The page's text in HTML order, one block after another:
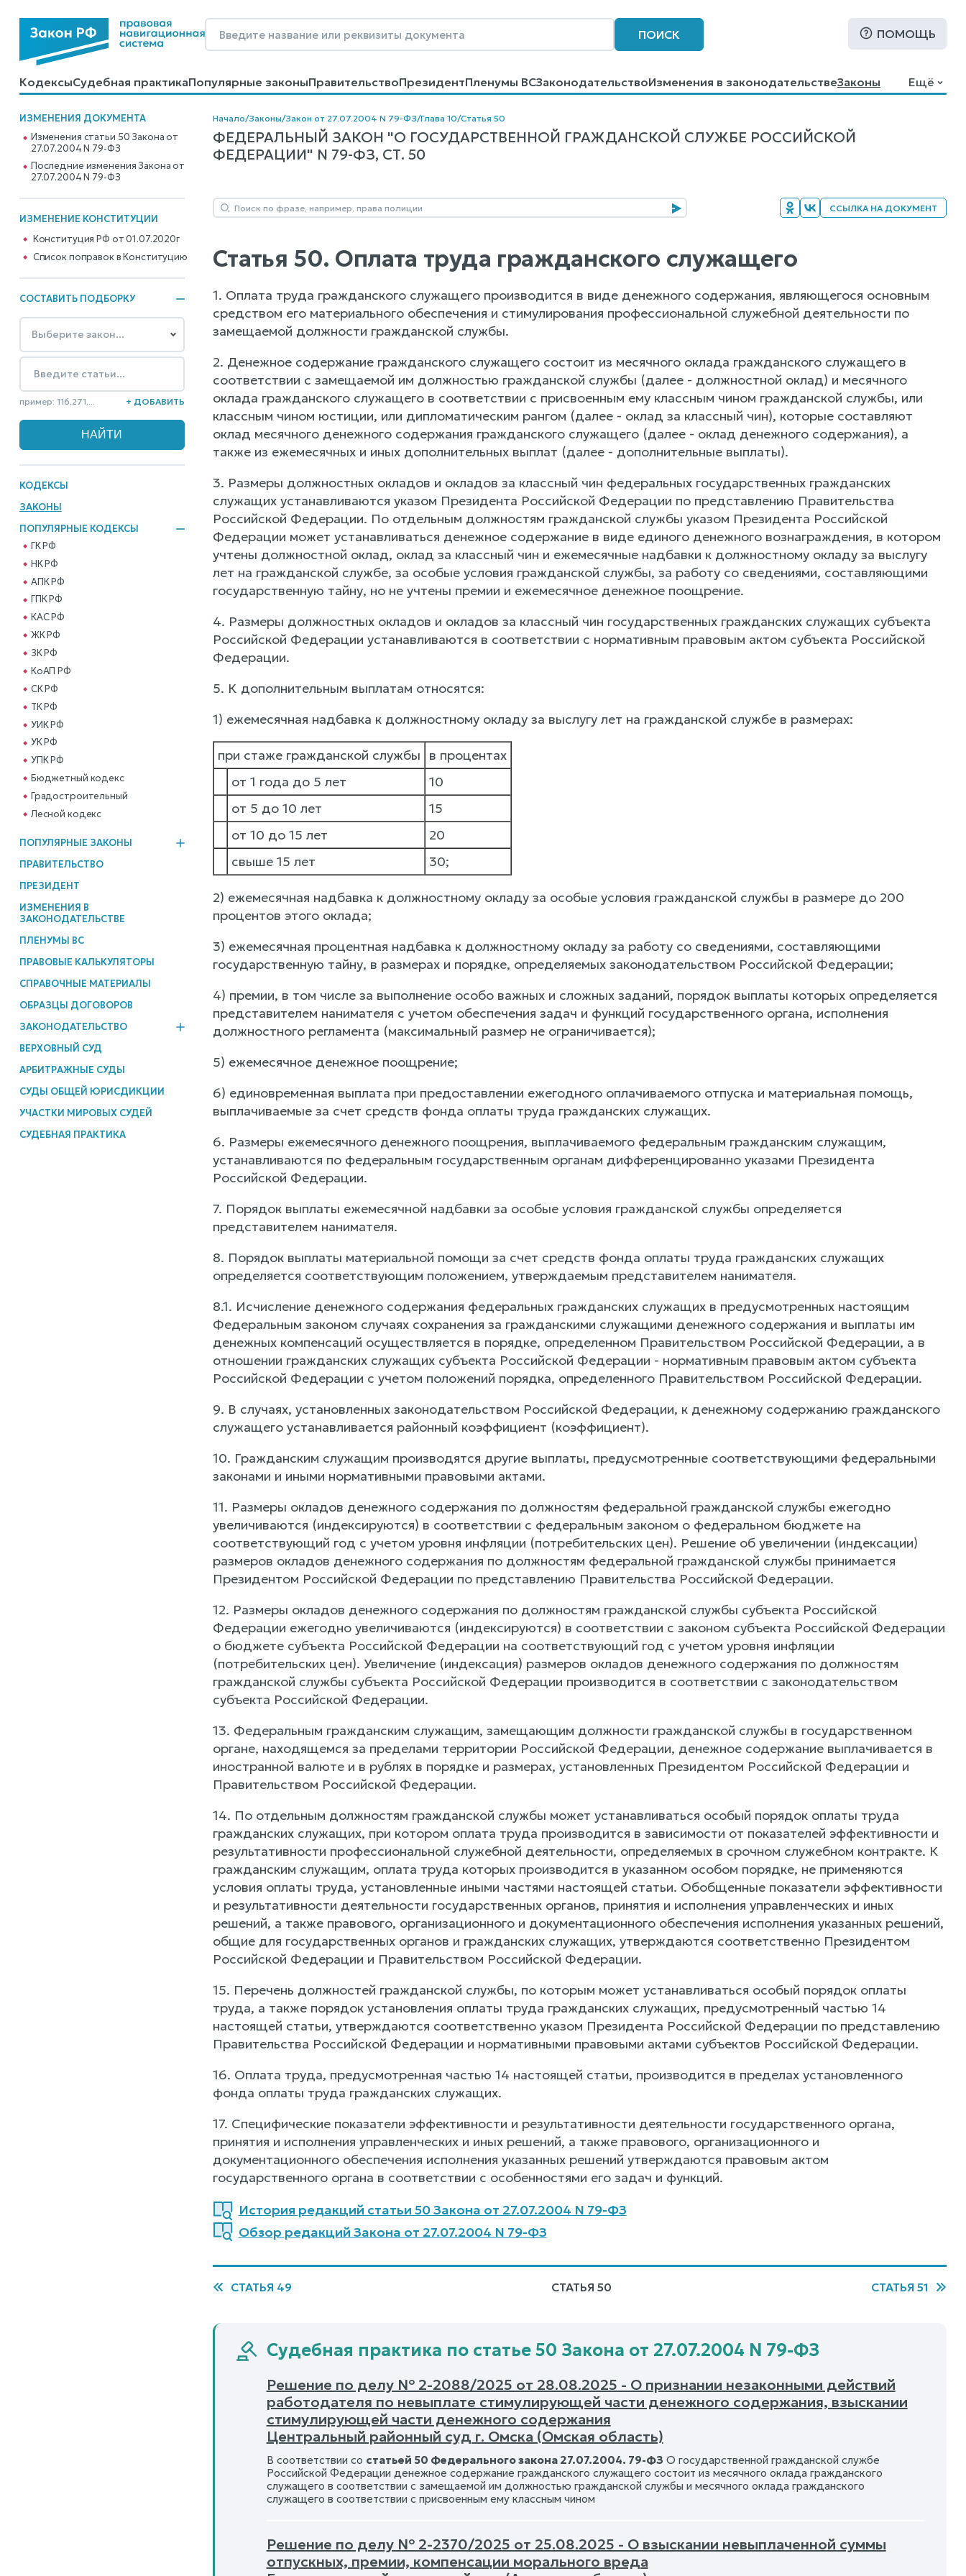
ПОИСК ПОМОЩЬ
КодексыСудебная практикаПопулярные законыПравительствоПрезидентПленумы ВСЗаконодательствоИзменения в законодательствеЗаконы
КалькуляторыСправочные материалыОбразцы договоровКонтактыПомощьПоиск
Ещё
ИЗМЕНЕНИЯ ДОКУМЕНТА
Изменения статьи 50 Закона от
27.07.2004 N 79-ФЗ
Последние изменения Закона от
27.07.2004 N 79-ФЗ
ИЗМЕНЕНИЕ КОНСТИТУЦИИ
Конституция РФ от 01.07.2020г
Cписок поправок в Конституцию
СОСТАВИТЬ ПОДБОРКУ
пример: 116,271,... + ДОБАВИТЬ
КОДЕКСЫ
ЗАКОНЫ
ПОПУЛЯРНЫЕ КОДЕКСЫ
ГК РФ
НК РФ
АПК РФ
ГПК РФ
КАС РФ
ЖК РФ
ЗК РФ
КоАП РФ
СК РФ
ТК РФ
УИК РФ
УК РФ
УПК РФ
Бюджетный кодекс
Градостроительный
Лесной кодекс
ПОПУЛЯРНЫЕ ЗАКОНЫ
ПРАВИТЕЛЬСТВО
ПРЕЗИДЕНТ
ИЗМЕНЕНИЯ В
ЗАКОНОДАТЕЛЬСТВЕ
ПЛЕНУМЫ ВС
ПРАВОВЫЕ КАЛЬКУЛЯТОРЫ
СПРАВОЧНЫЕ МАТЕРИАЛЫ
ОБРАЗЦЫ ДОГОВОРОВ
ЗАКОНОДАТЕЛЬСТВО
ВЕРХОВНЫЙ СУД
АРБИТРАЖНЫЕ СУДЫ
СУДЫ ОБЩЕЙ ЮРИСДИКЦИИ
УЧАСТКИ МИРОВЫХ СУДЕЙ
СУДЕБНАЯ ПРАКТИКА
Начало/Законы/Закон от 27.07.2004 N 79-ФЗ/Глава 10/Статья 50
ФЕДЕРАЛЬНЫЙ ЗАКОН "О ГОСУДАРСТВЕННОЙ ГРАЖДАНСКОЙ СЛУЖБЕ РОССИЙСКОЙ
ФЕДЕРАЦИИ" N 79-ФЗ, СТ. 50
ССЫЛКА НА ДОКУМЕНТ
Статья 50. Оплата труда гражданского служащего
1. Оплата труда гражданского служащего производится в виде денежного содержания, являющегося основным
средством его материального обеспечения и стимулирования профессиональной служебной деятельности по
замещаемой должности гражданской службы.
2. Денежное содержание гражданского служащего состоит из месячного оклада гражданского служащего в
соответствии с замещаемой им должностью гражданской службы (далее - должностной оклад) и месячного
оклада гражданского служащего в соответствии с присвоенным ему классным чином гражданской службы, или
классным чином юстиции, или дипломатическим рангом (далее - оклад за классный чин), которые составляют
оклад месячного денежного содержания гражданского служащего (далее - оклад денежного содержания), а
также из ежемесячных и иных дополнительных выплат (далее - дополнительные выплаты).
3. Размеры должностных окладов и окладов за классный чин федеральных государственных гражданских
служащих устанавливаются указом Президента Российской Федерации по представлению Правительства
Российской Федерации. По отдельным должностям гражданской службы указом Президента Российской
Федерации может устанавливаться денежное содержание в виде единого денежного вознаграждения, в котором
учтены должностной оклад, оклад за классный чин и ежемесячные надбавки к должностному окладу за выслугу
лет на гражданской службе, за особые условия гражданской службы, за работу со сведениями, составляющими
государственную тайну, но не учтены премии и ежемесячное денежное поощрение.
4. Размеры должностных окладов и окладов за классный чин государственных гражданских служащих субъекта
Российской Федерации устанавливаются в соответствии с нормативным правовым актом субъекта Российской
Федерации.
5. К дополнительным выплатам относятся:
1) ежемесячная надбавка к должностному окладу за выслугу лет на гражданской службе в размерах:
при стаже гражданской службы
в процентах
от 1 года до 5 лет
10
от 5 до 10 лет
15
от 10 до 15 лет
20
свыше 15 лет
30;
2) ежемесячная надбавка к должностному окладу за особые условия гражданской службы в размере до 200
процентов этого оклада;
3) ежемесячная процентная надбавка к должностному окладу за работу со сведениями, составляющими
государственную тайну, в размерах и порядке, определяемых законодательством Российской Федерации;
4) премии, в том числе за выполнение особо важных и сложных заданий, порядок выплаты которых определяется
представителем нанимателя с учетом обеспечения задач и функций государственного органа, исполнения
должностного регламента (максимальный размер не ограничивается);
5) ежемесячное денежное поощрение;
6) единовременная выплата при предоставлении ежегодного оплачиваемого отпуска и материальная помощь,
выплачиваемые за счет средств фонда оплаты труда гражданских служащих.
6. Размеры ежемесячного денежного поощрения, выплачиваемого федеральным гражданским служащим,
устанавливаются по федеральным государственным органам дифференцированно указами Президента
Российской Федерации.
7. Порядок выплаты ежемесячной надбавки за особые условия гражданской службы определяется
представителем нанимателя.
8. Порядок выплаты материальной помощи за счет средств фонда оплаты труда гражданских служащих
определяется соответствующим положением, утверждаемым представителем нанимателя.
8.1. Исчисление денежного содержания федеральных гражданских служащих в предусмотренных настоящим
Федеральным законом случаях сохранения за гражданскими служащими денежного содержания и выплаты им
денежных компенсаций осуществляется в порядке, определенном Правительством Российской Федерации, а в
отношении гражданских служащих субъекта Российской Федерации - нормативным правовым актом субъекта
Российской Федерации с учетом положений порядка, определенного Правительством Российской Федерации.
9. В случаях, установленных законодательством Российской Федерации, к денежному содержанию гражданского
служащего устанавливается районный коэффициент (коэффициент).
10. Гражданским служащим производятся другие выплаты, предусмотренные соответствующими федеральными
законами и иными нормативными правовыми актами.
11. Размеры окладов денежного содержания по должностям федеральной гражданской службы ежегодно
увеличиваются (индексируются) в соответствии с федеральным законом о федеральном бюджете на
соответствующий год с учетом уровня инфляции (потребительских цен). Решение об увеличении (индексации)
размеров окладов денежного содержания по должностям федеральной гражданской службы принимается
Президентом Российской Федерации по представлению Правительства Российской Федерации.
12. Размеры окладов денежного содержания по должностям гражданской службы субъекта Российской
Федерации ежегодно увеличиваются (индексируются) в соответствии с законом субъекта Российской Федерации
о бюджете субъекта Российской Федерации на соответствующий год с учетом уровня инфляции
(потребительских цен). Увеличение (индексация) размеров окладов денежного содержания по должностям
гражданской службы субъекта Российской Федерации производится в соответствии с законодательством
субъекта Российской Федерации.
13. Федеральным гражданским служащим, замещающим должности гражданской службы в государственном
органе, находящемся за пределами территории Российской Федерации, денежное содержание выплачивается в
иностранной валюте и в рублях в порядке и размерах, установленных Президентом Российской Федерации и
Правительством Российской Федерации.
14. По отдельным должностям гражданской службы может устанавливаться особый порядок оплаты труда
гражданских служащих, при котором оплата труда производится в зависимости от показателей эффективности и
результативности профессиональной служебной деятельности, определяемых в срочном служебном контракте. К
гражданским служащим, оплата труда которых производится в указанном особом порядке, не применяются
условия оплаты труда, установленные иными частями настоящей статьи. Обобщенные показатели эффективности
и результативности деятельности государственных органов, принятия и исполнения управленческих и иных
решений, а также правового, организационного и документационного обеспечения исполнения указанных решений,
общие для государственных органов и гражданских служащих, утверждаются соответственно Президентом
Российской Федерации и Правительством Российской Федерации.
15. Перечень должностей гражданской службы, по которым может устанавливаться особый порядок оплаты
труда, а также порядок установления оплаты труда гражданских служащих, предусмотренный частью 14
настоящей статьи, утверждаются соответственно указом Президента Российской Федерации по представлению
Правительства Российской Федерации и нормативными правовыми актами субъектов Российской Федерации.
16. Оплата труда, предусмотренная частью 14 настоящей статьи, производится в пределах установленного
фонда оплаты труда гражданских служащих.
17. Специфические показатели эффективности и результативности деятельности государственного органа,
принятия и исполнения управленческих и иных решений, а также правового, организационного и
документационного обеспечения исполнения указанных решений утверждаются правовым актом
государственного органа в соответствии с особенностями его задач и функций.
История редакций статьи 50 Закона от 27.07.2004 N 79-ФЗ
Обзор редакций Закона от 27.07.2004 N 79-ФЗ
СТАТЬЯ 49 СТАТЬЯ 50 СТАТЬЯ 51
Судебная практика по статье 50 Закона от 27.07.2004 N 79-ФЗ
Решение по делу № 2-2088/2025 от 28.08.2025 - О признании незаконными действий
работодателя по невыплате стимулирующей части денежного содержания, взыскании
стимулирующей части денежного содержания
Центральный районный суд г. Омска (Омская область)
В соответствии со статьей 50 Федерального закона 27.07.2004. 79-ФЗ О государственной гражданской службе
Российской Федерации денежное содержание гражданского служащего состоит из месячного оклада гражданского
служащего в соответствии с замещаемой им должностью гражданской службы и месячного оклада гражданского
служащего в соответствии с присвоенным ему классным чином
Решение по делу № 2-2370/2025 от 25.08.2025 - О взыскании невыплаченной суммы
отпускных, премии, компенсации морального вреда